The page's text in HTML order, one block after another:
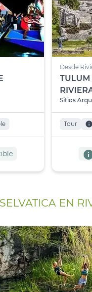
Desde
TULUM
Sitios
Tour
EN